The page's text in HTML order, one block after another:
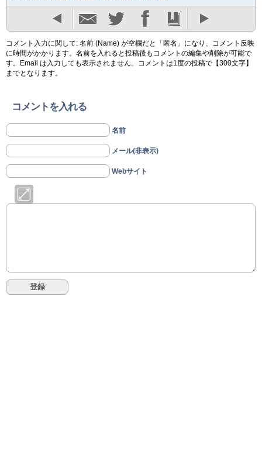
コメント入力に関して: 名前 (Name) が空欄だと「匿名」になり、コメント反映
に時間がかかります。名前を入れると投稿後もコメントの編集や削除が可能で
す。Email は入力しても表示されません。コメントは1度の投稿で【300文字】
までとなります。
コメントを入れる
名前
メール(非表示)
Webサイト